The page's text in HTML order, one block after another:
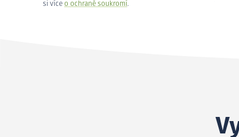
si více o ochraně soukromí.